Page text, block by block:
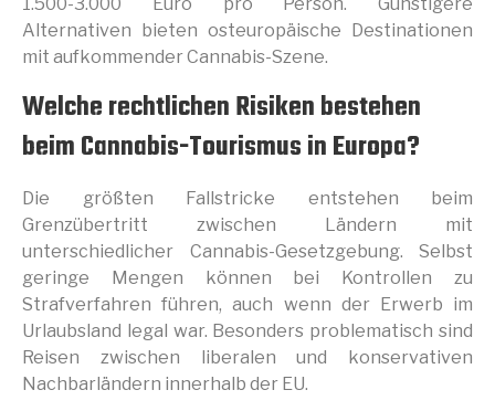
Alternativen bieten osteuropäische Destinationen
mit aufkommender Cannabis-Szene.
Welche rechtlichen Risiken bestehen
beim Cannabis-Tourismus in Europa?
Die größten Fallstricke entstehen beim
Grenzübertritt zwischen Ländern mit
unterschiedlicher Cannabis-Gesetzgebung. Selbst
geringe Mengen können bei Kontrollen zu
Strafverfahren führen, auch wenn der Erwerb im
Urlaubsland legal war. Besonders problematisch sind
Reisen zwischen liberalen und konservativen
Nachbarländern innerhalb der EU.